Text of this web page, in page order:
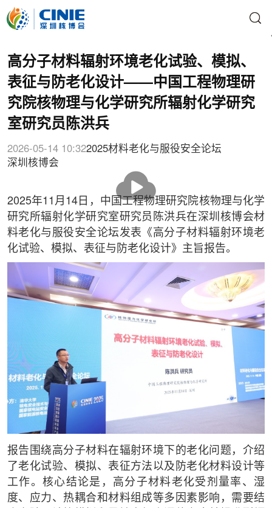
高分子材料辐射环境老化试验、模拟、
表征与防老化设计——中国工程物理研
究院核物理与化学研究所辐射化学研究
室研究员陈洪兵
2026-05-14 10:322025材料老化与服役安全论坛
深圳核博会
放
2025年11月14日，中国工程物理研究院核物理与化学
研究所辐射化学研究室研究员陈洪兵在深圳核博会材
料老化与服役安全论坛发表《高分子材料辐射环境老
化试验、模拟、表征与防老化设计》主旨报告。
报告围绕高分子材料在辐射环境下的老化问题，介绍
了老化试验、模拟、表征方法以及防老化材料设计等
工作。核心结论是，高分子材料老化受剂量率、湿
度、应力、热耦合和材料组成等多因素影响，需要结